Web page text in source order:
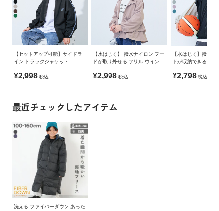
【セットアップ可能】サイドラ
イン トラックジャケット
¥2,998 税込
【水はじく】 撥水ナイロン フー
ドが取り外せる フリル ウインド
¥2,998 税込
【水はじく】撥水ナ
ドが収納できる ウ
¥2,798 税込
最近チェックしたアイテム
洗える ファイバーダウン あった